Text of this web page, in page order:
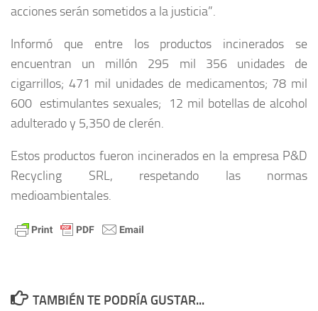
acciones serán sometidos a la justicia”.
Informó que entre los productos incinerados se
encuentran un millón 295 mil 356 unidades de
cigarrillos; 471 mil unidades de medicamentos; 78 mil
600 estimulantes sexuales; 12 mil botellas de alcohol
adulterado y 5,350 de clerén.
Estos productos fueron incinerados en la empresa P&D
Recycling SRL, respetando las normas
medioambientales.
TAMBIÉN TE PODRÍA GUSTAR...